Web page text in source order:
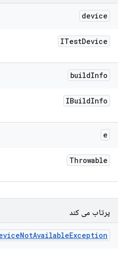
device
ITestDevice
buildInfo
IBuildInfo
e
Throwable
پرتاب می کند
NotAvailableException